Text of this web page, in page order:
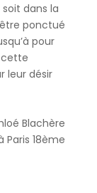
dans la
ponctué
pour
cette
leur désir
Blachère
18ème